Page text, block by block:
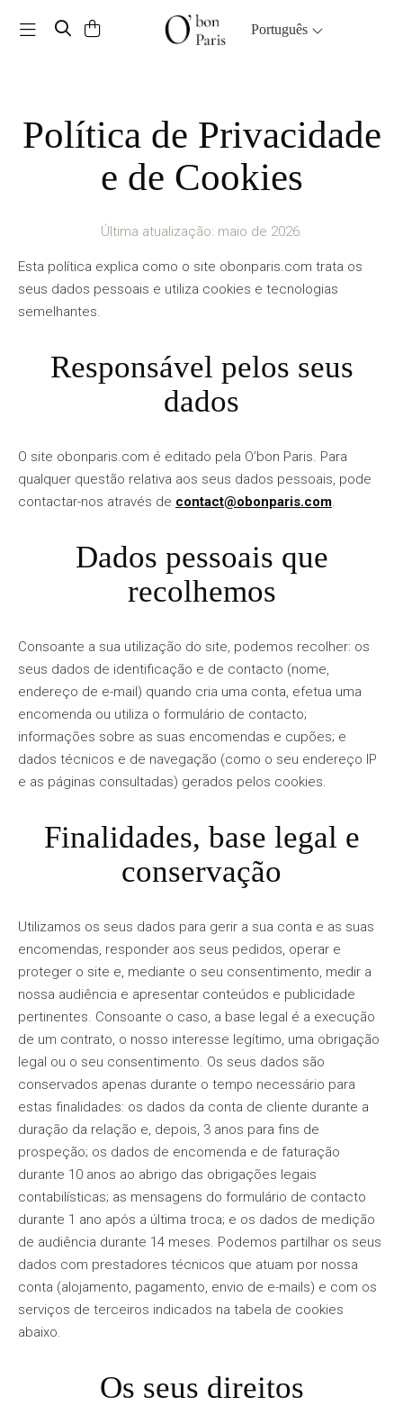
Toggle navigation Português
Política de Privacidade
e de Cookies
Última atualização: maio de 2026.
Esta política explica como o site obonparis.com trata os
seus dados pessoais e utiliza cookies e tecnologias
semelhantes.
Responsável pelos seus
dados
O site obonparis.com é editado pela O’bon Paris. Para
qualquer questão relativa aos seus dados pessoais, pode
contactar-nos através de contact@obonparis.com
Dados pessoais que
recolhemos
Consoante a sua utilização do site, podemos recolher: os
seus dados de identificação e de contacto (nome,
endereço de e-mail) quando cria uma conta, efetua uma
encomenda ou utiliza o formulário de contacto;
informações sobre as suas encomendas e cupões; e
dados técnicos e de navegação (como o seu endereço IP
e as páginas consultadas) gerados pelos cookies.
Finalidades, base legal e
conservação
Utilizamos os seus dados para gerir a sua conta e as suas
encomendas, responder aos seus pedidos, operar e
proteger o site e, mediante o seu consentimento, medir a
nossa audiência e apresentar conteúdos e publicidade
pertinentes. Consoante o caso, a base legal é a execução
de um contrato, o nosso interesse legítimo, uma obrigação
legal ou o seu consentimento. Os seus dados são
conservados apenas durante o tempo necessário para
estas finalidades: os dados da conta de cliente durante a
duração da relação e, depois, 3 anos para fins de
prospeção; os dados de encomenda e de faturação
durante 10 anos ao abrigo das obrigações legais
contabilísticas; as mensagens do formulário de contacto
durante 1 ano após a última troca; e os dados de medição
de audiência durante 14 meses. Podemos partilhar os seus
dados com prestadores técnicos que atuam por nossa
conta (alojamento, pagamento, envio de e-mails) e com os
serviços de terceiros indicados na tabela de cookies
abaixo.
Os seus direitos